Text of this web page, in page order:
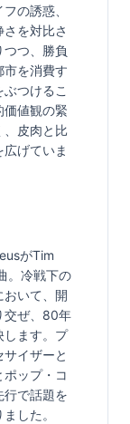
の誘惑、
を対比さ
つ、勝負
市を消費す
つけるこ
価値観の緊
、皮肉と比
げていま
がTim
。冷戦下の
おいて、開
交ぜ、80年
します。プ
イザーと
ポップ・コ
行で話題を
した。